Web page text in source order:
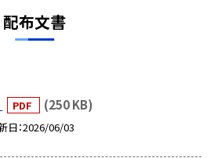
配布文書
PDF (250 KB)
日 2026/06/03